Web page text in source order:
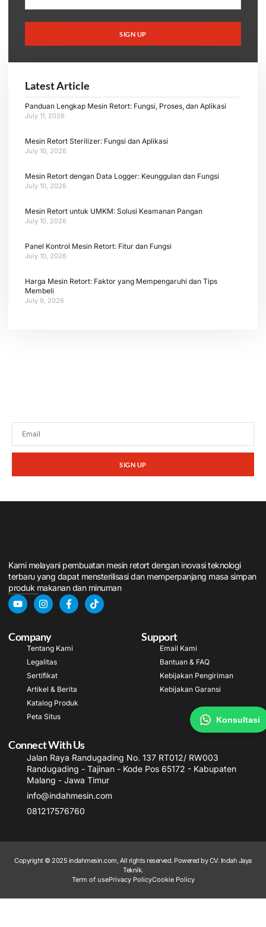
SIGN UP
Latest Article
Panduan Lengkap Mesin Retort: Fungsi, Proses, dan Aplikasi
July 11, 2026
Mesin Retort Sterilizer: Fungsi dan Aplikasi
July 10, 2026
Mesin Retort dengan Data Logger: Keunggulan dan Fungsi
July 10, 2026
Mesin Retort untuk UMKM: Solusi Keamanan Pangan
July 10, 2026
Panel Kontrol Mesin Retort: Fitur dan Fungsi
July 10, 2026
Harga Mesin Retort: Faktor yang Mempengaruhi dan Tips
Membeli
July 9, 2026
SIGN UP
Kami melayani pembuatan mesin retort dengan inovasi teknologi
terbaru yang dapat mensterilisasi dan memperpanjang masa simpan
produk makanan dan minuman
Company
Tentang Kami
Legalitas
Sertifikat
Artikel & Berita
Katalog Produk
Peta Situs
Support
Email Kami
Bantuan & FAQ
Kebijakan Pengiriman
Kebijakan Garansi
Connect With Us
Jalan Raya Randugading No. 137 RT012/ RW003
Randugading - Tajinan - Kode Pos 65172 - Kabupaten
Malang - Jawa Timur
info@indahmesin.com
081217576760
Copyright © 2025 indahmesin.com, All rights reserved. Powered by CV. Indah Jaya
Teknik.
Term of usePrivacy PolicyCookie Policy
Konsultasi